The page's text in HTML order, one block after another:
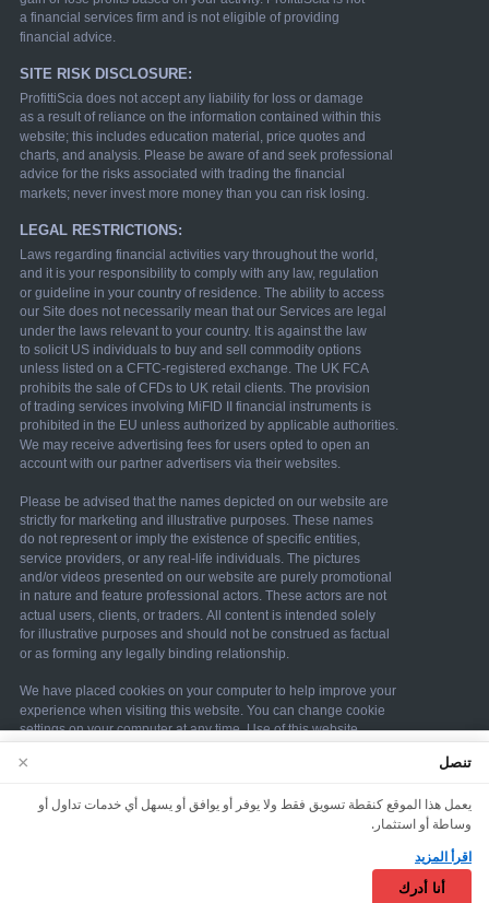
© 2026 tradevectorai. جميع الحقوق محفوظة.
We use cookies to enhance your browsing
experience. By continuing to use our website, you
agree to our use of cookies. See our
Cookie Policy
for more information.
Accept
تنصل ×
يعمل هذا الموقع كنقطة تسويق فقط ولا يوفر أو يوافق أو يسهل أي خدمات تداول أو
وساطة أو استثمار.
اقرأ المزيد
أنا أدرك